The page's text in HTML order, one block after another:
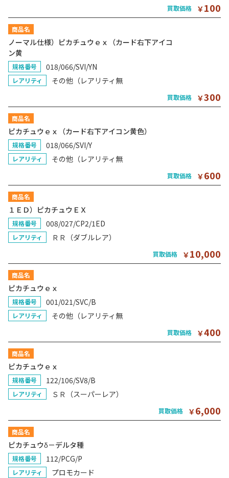
買取価格 ￥100
商品名
ノーマル仕様）ピカチュウｅｘ（カード右下アイコ
ン黄
規格番号 018/066/SVI/YN
レアリティ その他（レアリティ無
買取価格 ￥300
商品名
ピカチュウｅｘ（カード右下アイコン黄色）
規格番号 018/066/SVI/Y
レアリティ その他（レアリティ無
買取価格 ￥600
商品名
１ＥＤ）ピカチュウＥＸ
規格番号 008/027/CP2/1ED
レアリティ ＲＲ（ダブルレア）
買取価格 ￥10,000
商品名
ピカチュウｅｘ
規格番号 001/021/SVC/B
レアリティ その他（レアリティ無
買取価格 ￥400
商品名
ピカチュウｅｘ
規格番号 122/106/SV8/B
レアリティ ＳＲ（スーパーレア）
買取価格 ￥6,000
商品名
ピカチュウδ－デルタ種
規格番号 112/PCG/P
レアリティ プロモカード